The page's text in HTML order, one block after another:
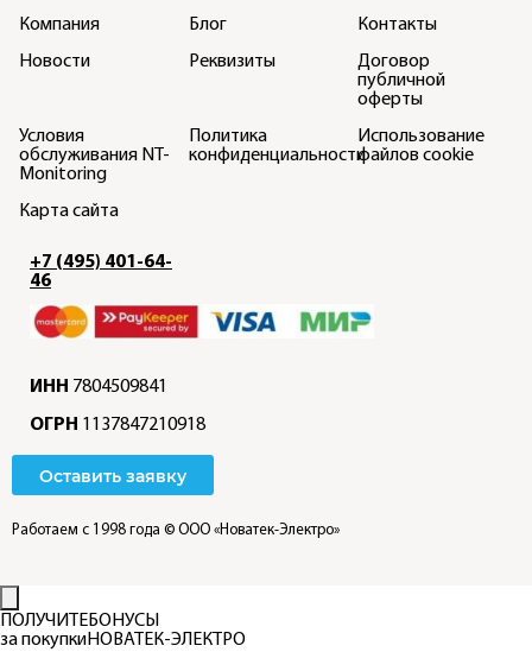
Компания
Блог
Контакты
Новости
Реквизиты
Договор
публичной
оферты
Условия
обслуживания NT-
Monitoring
Политика
конфиденциальности
Использование
файлов cookie
Карта сайта
+7 (495) 401-64-
46
ИНН 7804509841
ОГРН 1137847210918
Оставить заявку
Работаем с 1998 года © ООО «Новатек-Электро»
ПОЛУЧИТЕБОНУСЫ
за покупкиНОВАТЕК-ЭЛЕКТРО